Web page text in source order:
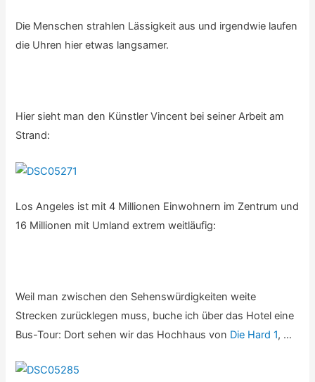
Die Menschen strahlen Lässigkeit aus und irgendwie laufen
die Uhren hier etwas langsamer.
Hier sieht man den Künstler Vincent bei seiner Arbeit am
Strand:
Los Angeles ist mit 4 Millionen Einwohnern im Zentrum und
16 Millionen mit Umland extrem weitläufig:
Weil man zwischen den Sehenswürdigkeiten weite
Strecken zurücklegen muss, buche ich über das Hotel eine
Bus-Tour: Dort sehen wir das Hochhaus von Die Hard 1, …